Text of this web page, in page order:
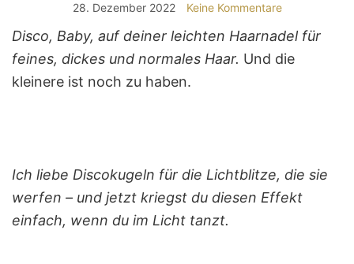
28. Dezember 2022 Keine Kommentare
Disco, Baby, auf deiner leichten Haarnadel für
feines, dickes und normales Haar. Und die
kleinere ist noch zu haben.
Ich liebe Discokugeln für die Lichtblitze, die sie
werfen – und jetzt kriegst du diesen Effekt
einfach, wenn du im Licht tanzt.